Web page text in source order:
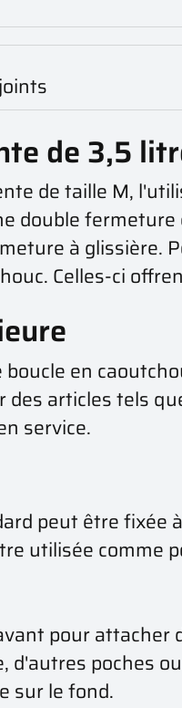
de 3,5
de taille M,
double fermeture
à glissière.
Celles-ci
en
des articles tels
service.
peut être
utilisée comme
pour
d'autres poches
sur le fond.